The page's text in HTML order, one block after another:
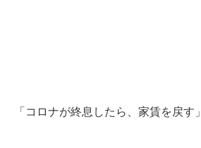
「コロナが終息したら、家賃を戻す」